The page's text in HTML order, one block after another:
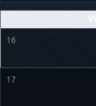
16
17